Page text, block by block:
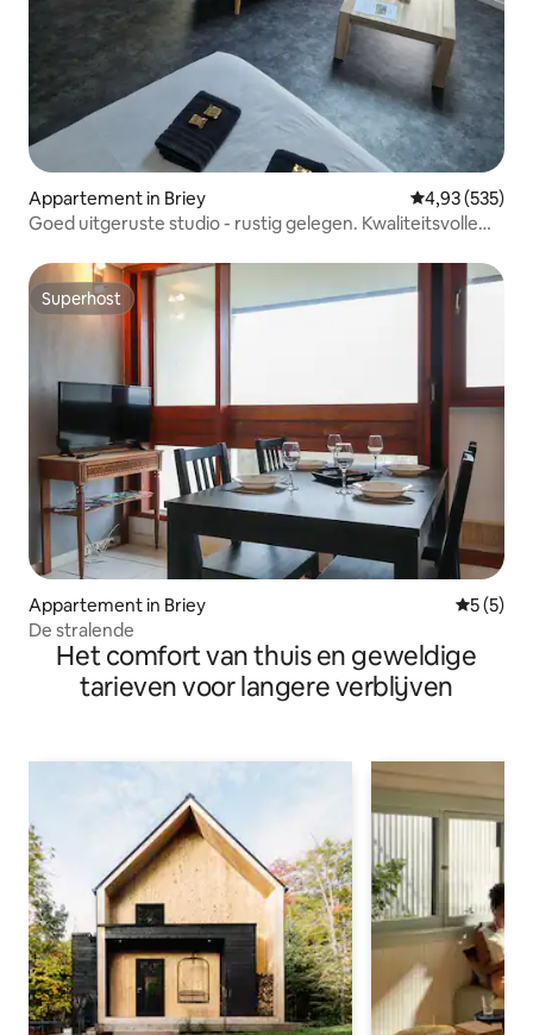
Appartement in Briey Gemiddelde
4,93 (535)
Goed uitgeruste studio - rustig gelegen. Kwaliteitsvolle
Superhost
Superhost
Appartement in Briey
5 (5)
De stralende
Het comfort van thuis en geweldige
tarieven voor langere verblijven